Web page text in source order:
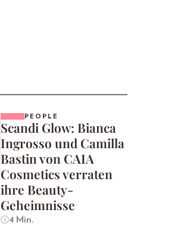
PEOPLE
Scandi Glow: Bianca
Ingrosso und Camilla
Bastin von CAIA
Cosmetics verraten
ihre Beauty-
Geheimnisse
4 Min.